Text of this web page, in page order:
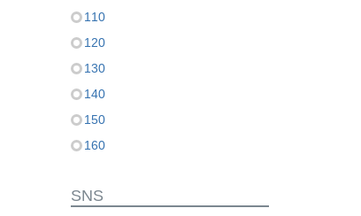
110
120
130
140
150
160
SNS